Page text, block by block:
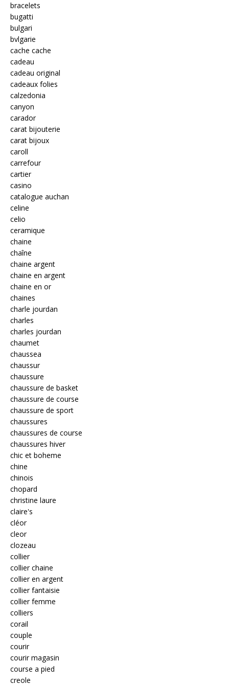
bracelets
bugatti
bulgari
bvlgarie
cache cache
cadeau
cadeau original
cadeaux folies
calzedonia
canyon
carador
carat bijouterie
carat bijoux
caroll
carrefour
cartier
casino
catalogue auchan
celine
celio
ceramique
chaine
chaîne
chaine argent
chaine en argent
chaine en or
chaines
charle jourdan
charles
charles jourdan
chaumet
chaussea
chaussur
chaussure
chaussure de basket
chaussure de course
chaussure de sport
chaussures
chaussures de course
chaussures hiver
chic et boheme
chine
chinois
chopard
christine laure
claire's
cléor
cleor
clozeau
collier
collier chaine
collier en argent
collier fantaisie
collier femme
colliers
corail
couple
courir
courir magasin
course a pied
creole